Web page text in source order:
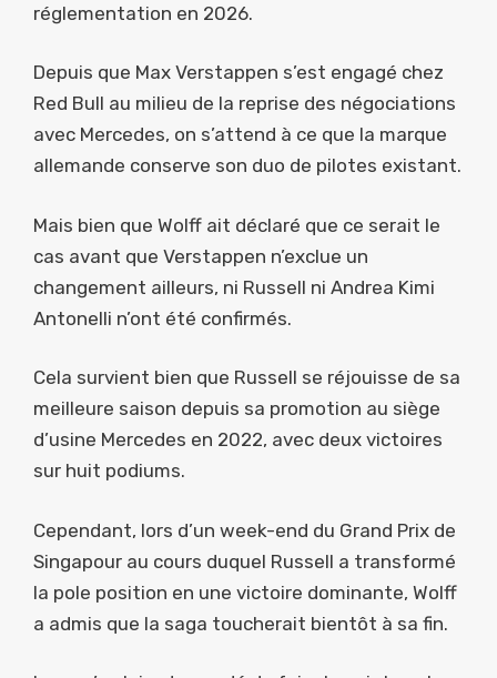
réglementation en 2026.
Depuis que Max Verstappen s’est engagé chez
Red Bull au milieu de la reprise des négociations
avec Mercedes, on s’attend à ce que la marque
allemande conserve son duo de pilotes existant.
Mais bien que Wolff ait déclaré que ce serait le
cas avant que Verstappen n’exclue un
changement ailleurs, ni Russell ni Andrea Kimi
Antonelli n’ont été confirmés.
Cela survient bien que Russell se réjouisse de sa
meilleure saison depuis sa promotion au siège
d’usine Mercedes en 2022, avec deux victoires
sur huit podiums.
Cependant, lors d’un week-end du Grand Prix de
Singapour au cours duquel Russell a transformé
la pole position en une victoire dominante, Wolff
a admis que la saga toucherait bientôt à sa fin.